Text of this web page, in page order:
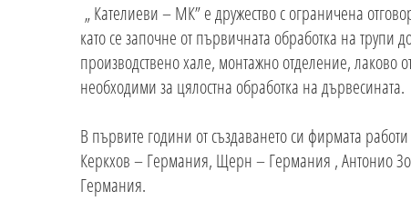
„ Кателиеви – МК” е дружество с ограничена
като се започне от първичната обработка на
производствено хале, монтажно отделение,
необходими за цялостна обработка на дървесината.
В първите години от създаването си фирмата
Керкхов – Германия, Щерн – Германия , Антонио
Германия.